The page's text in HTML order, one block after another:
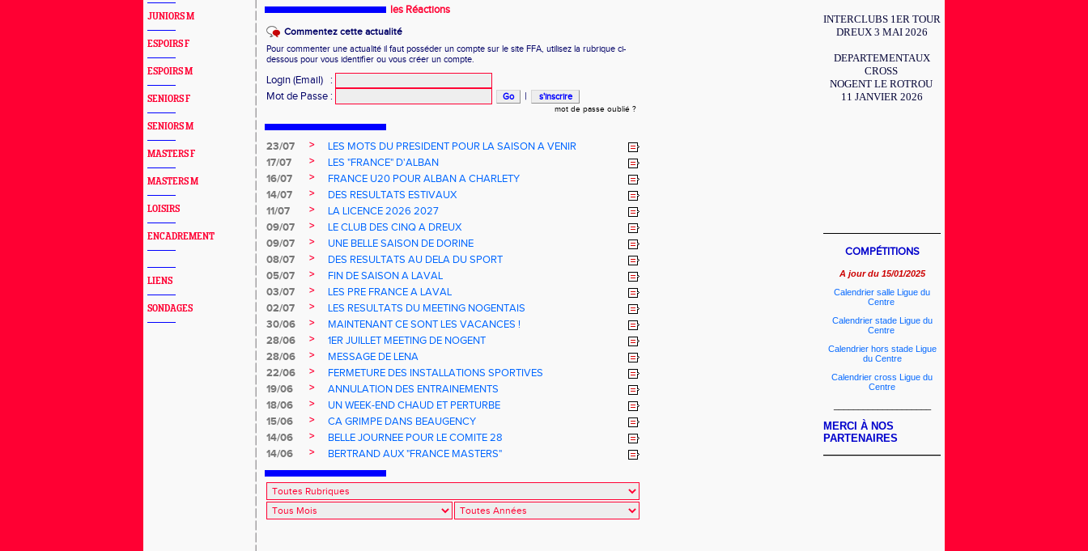
JUNIORS M
ESPOIRS F
ESPOIRS M
SENIORS F
SENIORS M
MASTERS F
MASTERS M
LOISIRS
ENCADREMENT
LIENS
SONDAGES
les Réactions
Commentez cette actualité
Pour commenter une actualité il faut posséder un compte sur le site FFA, utilisez la rubrique ci-
dessous pour vous identifier ou vous créer un compte.
Login (Email)
:
Mot de Passe : |
mot de passe oublié ?
23/07 >
LES MOTS DU PRESIDENT POUR LA SAISON A VENIR
17/07
>
LES "FRANCE" D'ALBAN
16/07
>
FRANCE U20 POUR ALBAN A CHARLETY
14/07
>
DES RESULTATS ESTIVAUX
11/07
>
LA LICENCE 2026 2027
09/07
>
LE CLUB DES CINQ A DREUX
09/07
>
UNE BELLE SAISON DE DORINE
08/07
>
DES RESULTATS AU DELA DU SPORT
05/07
>
FIN DE SAISON A LAVAL
03/07
>
LES PRE FRANCE A LAVAL
02/07
>
LES RESULTATS DU MEETING NOGENTAIS
30/06
>
MAINTENANT CE SONT LES VACANCES !
28/06
>
1ER JUILLET MEETING DE NOGENT
28/06
>
MESSAGE DE LENA
22/06
>
FERMETURE DES INSTALLATIONS SPORTIVES
19/06
>
ANNULATION DES ENTRAINEMENTS
18/06
>
UN WEEK-END CHAUD ET PERTURBE
15/06
>
CA GRIMPE DANS BEAUGENCY
14/06
>
BELLE JOURNEE POUR LE COMITE 28
14/06
> BERTRAND AUX "FRANCE MASTERS"
INTERCLUBS 1ER TOUR
DREUX 3 MAI 2026
DEPARTEMENTAUX
CROSS
NOGENT LE ROTROU
11 JANVIER 2026
COMPÉTITIONS
A jour du 15/01/2025
Calendrier salle Ligue du
Centre
Calendrier stade Ligue du
Centre
Calendrier hors stade Ligue
du Centre
Calendrier cross Ligue du
Centre
MERCI À NOS
PARTENAIRES